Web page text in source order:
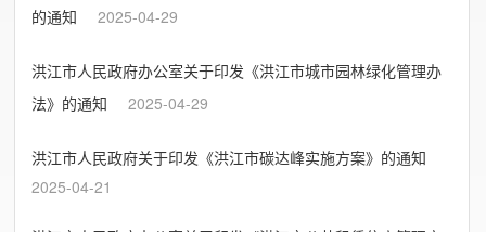
的通知
2025-04-29
洪江市人民政府办公室关于印发《洪江市城市园林绿化管理办
法》的通知
2025-04-29
洪江市人民政府关于印发《洪江市碳达峰实施方案》的通知
2025-04-21